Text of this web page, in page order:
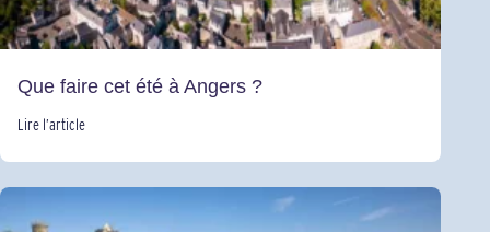
Que faire cet été à Angers ?
Lire l’article